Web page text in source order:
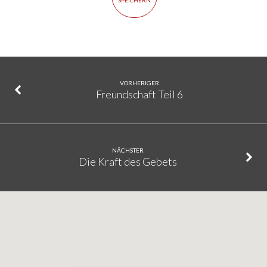
VORHERIGER
Freundschaft Teil 6
NÄCHSTER
Die Kraft des Gebets